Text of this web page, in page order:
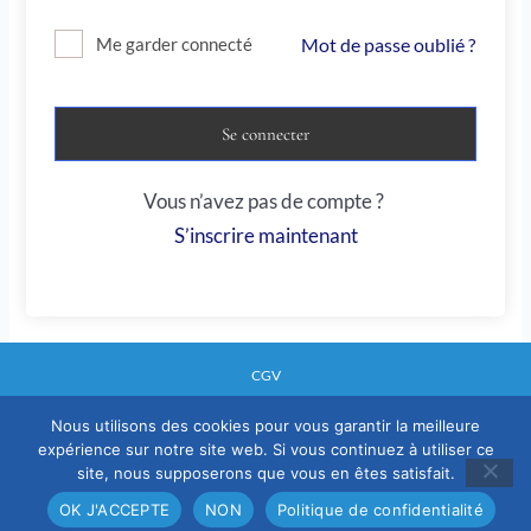
Me garder connecté Mot de passe oublié ?
Se connecter
Vous n’avez pas de compte ?
S’inscrire maintenant
CGV
Mentions legales
Politique confidentialité
Nous utilisons des cookies pour vous garantir la meilleure
expérience sur notre site web. Si vous continuez à utiliser ce
site, nous supposerons que vous en êtes satisfait.
OK J'ACCEPTE
NON Politique de confidentialité